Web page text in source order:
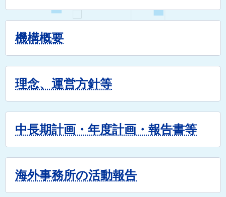
機構概要
理念、運営方針等
中長期計画・年度計画・報告書等
海外事務所の活動報告